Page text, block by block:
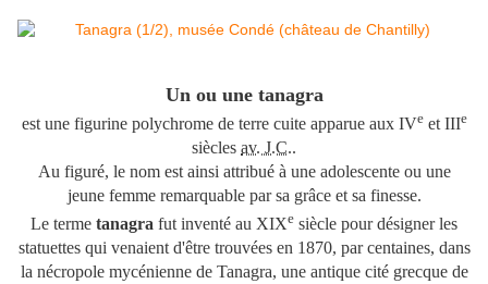
Un ou une tanagra
est une figurine polychrome de terre cuite apparue aux IVeet IIIe
siècles av. J.C..
Au figuré, le nom est ainsi attribué à une adolescente ou une
jeune femme remarquable par sa grâce et sa finesse.
Le terme tanagra fut inventé au XIXe siècle pour désigner les
statuettes qui venaient d'être trouvées en 1870, par centaines, dans
la nécropole mycénienne de Tanagra, une antique cité grecque de